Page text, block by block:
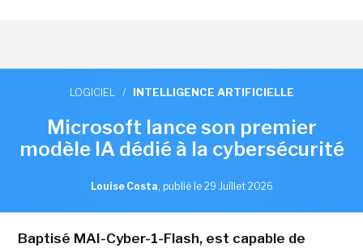
LOGICIEL / INTELLIGENCE ARTIFICIELLE
Microsoft lance son premier
modèle IA dédié à la cybersécurité
Louise Costa, publié le 29 Juillet 2026
Baptisé MAI-Cyber-1-Flash, est capable de